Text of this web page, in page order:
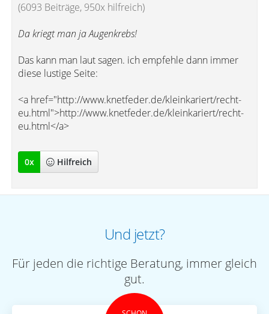
(6093 Beiträge, 950x hilfreich)
Da kriegt man ja Augenkrebs!
Das kann man laut sagen. ich empfehle dann immer
diese lustige Seite:
<a href="http://www.knetfeder.de/kleinkariert/recht-
eu.html">http://www.knetfeder.de/kleinkariert/recht-
eu.html</a>
0x Hilfreich
Und jetzt?
Für jeden die richtige Beratung, immer gleich
gut.